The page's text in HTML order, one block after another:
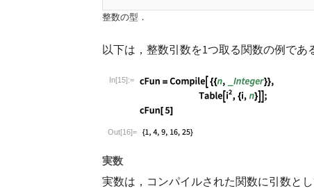
整数の型．
以下は，整数引数を1つ取る関数の例であ
In[15]:=
Wolfram Language code:
Out[16]=
実数
実数は，コンパイルされた関数に引数と